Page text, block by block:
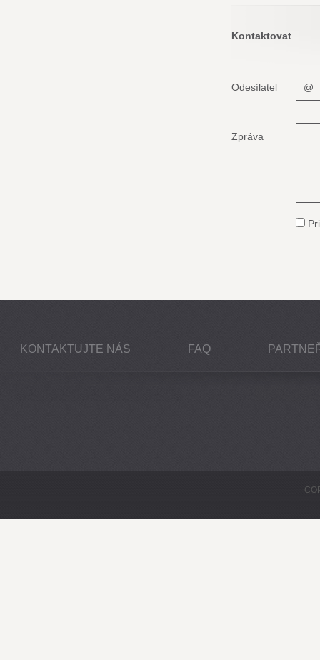
Kontaktovat
Odesílatel
Zpráva
KONTAKTUJTE NÁS FAQ